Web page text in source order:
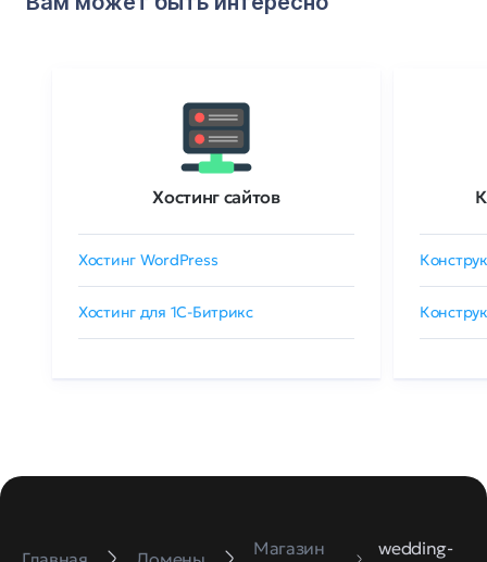
Хостинг сайтов
Хостинг WordPress
Хостинг для 1C-Битрикс
Магазин
wedding-